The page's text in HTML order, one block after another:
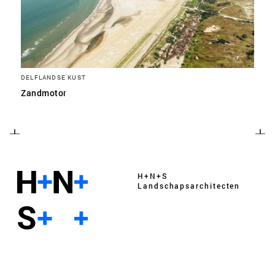
DELFLANDSE KUST
Zandmotor
H+N+S
Landschaps­architecten